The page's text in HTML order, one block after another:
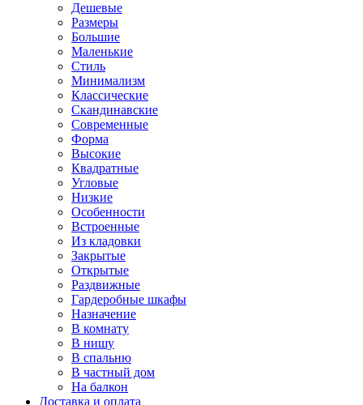
Дешевые
Размеры
Большие
Маленькие
Стиль
Минимализм
Классические
Скандинавские
Современные
Форма
Высокие
Квадратные
Угловые
Низкие
Особенности
Встроенные
Из кладовки
Закрытые
Открытые
Раздвижные
Гардеробные шкафы
Назначение
В комнату
В нишу
В спальню
В частный дом
На балкон
Доставка и оплата